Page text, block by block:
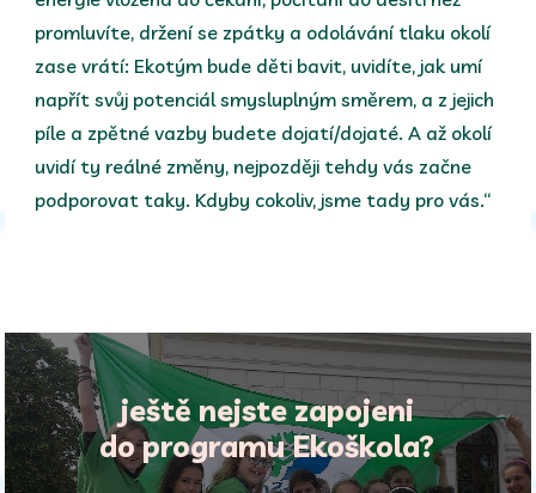
promluvíte, držení se zpátky a odolávání tlaku okolí
zase vrátí: Ekotým bude děti bavit, uvidíte, jak umí
napřít svůj potenciál smysluplným směrem, a z jejich
píle a zpětné vazby budete dojatí/dojaté. A až okolí
uvidí ty reálné změny, nejpozději tehdy vás začne
podporovat taky. Kdyby cokoliv, jsme tady pro vás.“
ještě nejste zapojeni
do programu Ekoškola?